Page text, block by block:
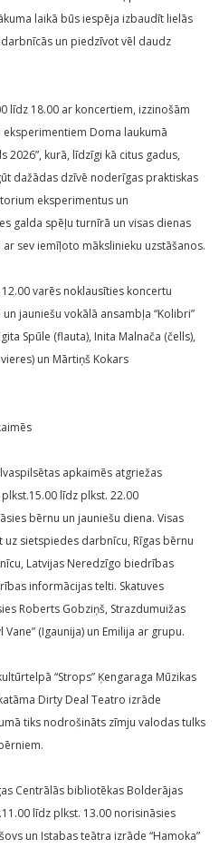
laikā būs iespēja izbaudīt lielās
un piedzīvot vēl daudz
līdz 18.00 ar koncertiem, izzinošām
Doma laukumā
2026”, kurā, līdzīgi kā citus gadus,
dažādas dzīvē noderīgas praktiskas
eksperimentus un
galda spēļu turnīrā un visas dienas
sev iemīļoto mākslinieku uzstāšanos.
varēs noklausīties koncertu
jauniešu vokālā ansambļa “Kolibri”
Spūle (flauta), Inita Malnača (čells),
un Mārtiņš Kokars
apkaimēs atgriežas
līdz plkst. 22.00
bērnu un jauniešu diena. Visas
sietspiedes darbnīcu, Rīgas bērnu
Latvijas Neredzīgo biedrības
informācijas telti. Skatuves
Roberts Gobziņš, Strazdumuižas
(Igaunija) un Emilija ar grupu.
“Strops” Ķengaraga Mūzikas
Dirty Deal Teatro izrāde
tiks nodrošināts zīmju valodas tulks
Centrālās bibliotēkas Bolderājas
līdz plkst. 13.00 norisināsies
un Istabas teātra izrāde “Hamoka”